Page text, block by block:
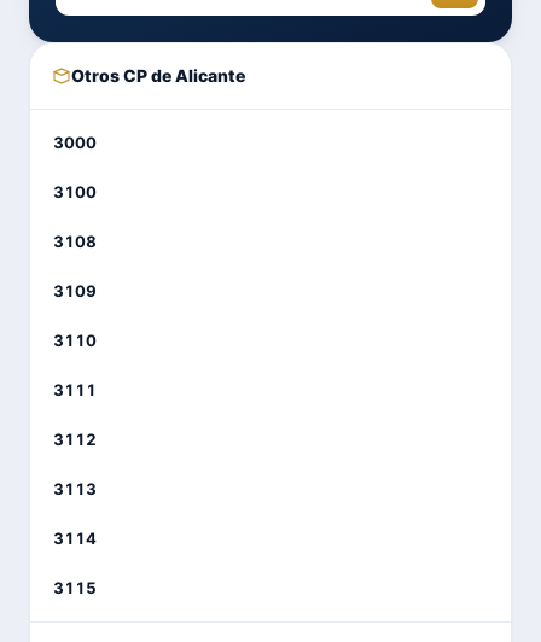
Otros CP de Alicante
3000
3100
3108
3109
3110
3111
3112
3113
3114
3115